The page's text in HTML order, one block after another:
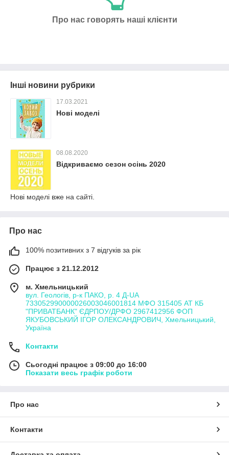
Про нас говорять наші клієнти
Інші новини рубрики
17.03.2021
Нові моделі
08.08.2020
Відкриваємо сезон осінь 2020
Нові моделі вже на сайті.
Про нас
100% позитивних з 7 відгуків за рік
Працює з 21.12.2012
м. Хмельницький
вул. Геологів, р-к ПАКО, р. 4 Д-UA
733052990000026003046001814 МФО 315405 АТ КБ
"ПРИВАТБАНК" ЄДРПОУ/ДРФО 2967412956 ФОП
ЯКУБОВСЬКИЙ ІГОР ОЛЕКСАНДРОВИЧ, Хмельницький,
Україна
Контакти
Сьогодні працює з 09:00 до 16:00
Показати весь графік роботи
Про нас
Контакти